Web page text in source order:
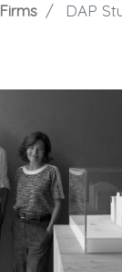
Firms DAP